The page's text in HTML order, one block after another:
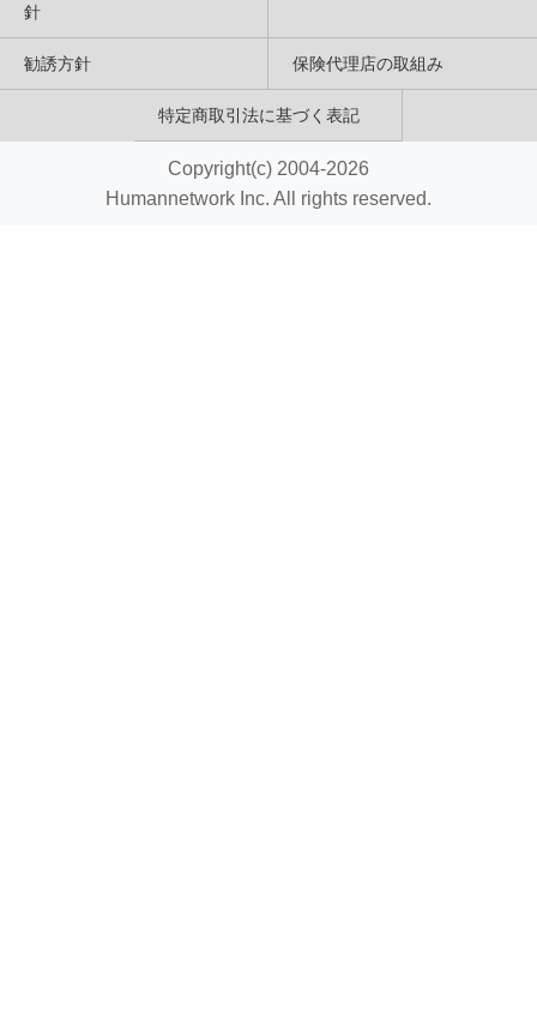
針
勧誘方針 保険代理店の取組み
特定商取引法に基づく表記
Copyright(c) 2004-2026
Humannetwork Inc. All rights reserved.